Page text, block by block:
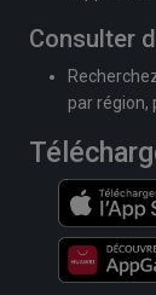
Consulter
par région,